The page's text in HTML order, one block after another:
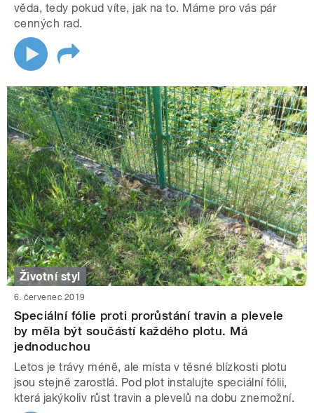
věda, tedy pokud víte, jak na to. Máme pro vás pár
cenných rad.
Životní styl
6. červenec 2019
Speciální fólie proti prorůstání travin a plevele
by měla být součástí každého plotu. Má
jednoduchou
Letos je trávy méně, ale místa v těsné blízkosti plotu
jsou stejně zarostlá. Pod plot instalujte speciální fólii,
která jakýkoliv růst travin a plevelů na dobu znemožní.